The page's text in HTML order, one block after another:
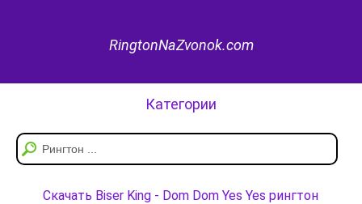
RingtonNaZvonok.com
Категории
Скачать Biser King - Dom Dom Yes Yes рингтон